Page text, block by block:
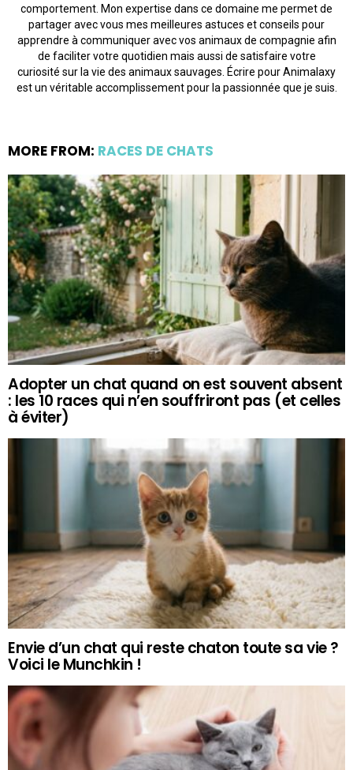
comportement. Mon expertise dans ce domaine me permet de
partager avec vous mes meilleures astuces et conseils pour
apprendre à communiquer avec vos animaux de compagnie afin
de faciliter votre quotidien mais aussi de satisfaire votre
curiosité sur la vie des animaux sauvages. Écrire pour Animalaxy
est un véritable accomplissement pour la passionnée que je suis.
MORE FROM: RACES DE CHATS
Adopter un chat quand on est souvent absent
: les 10 races qui n’en souffriront pas (et celles
à éviter)
Envie d’un chat qui reste chaton toute sa vie ?
Voici le Munchkin !